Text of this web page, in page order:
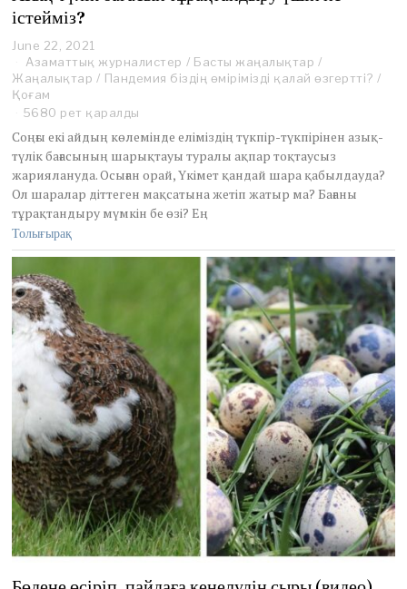
істейміз?
June 22, 2021
u
n
3
,
2
0
2
1
Азаматтық журналистер / Басты жаңалықтар /
Жаңалықтар / Пандемия біздің өмірімізді қалай өзгертті? /
Қоғам
5680 рет қаралды
Соңғы екі айдың көлемінде еліміздің түкпір-түкпірінен азық-
түлік бағасының шарықтауы туралы ақпар тоқтаусыз
жариялануда. Осыған орай, Үкімет қандай шара қабылдауда?
Ол шаралар діттеген мақсатына жетіп жатыр ма? Бағаны
тұрақтандыру мүмкін бе өзі? Ең
Толығырақ